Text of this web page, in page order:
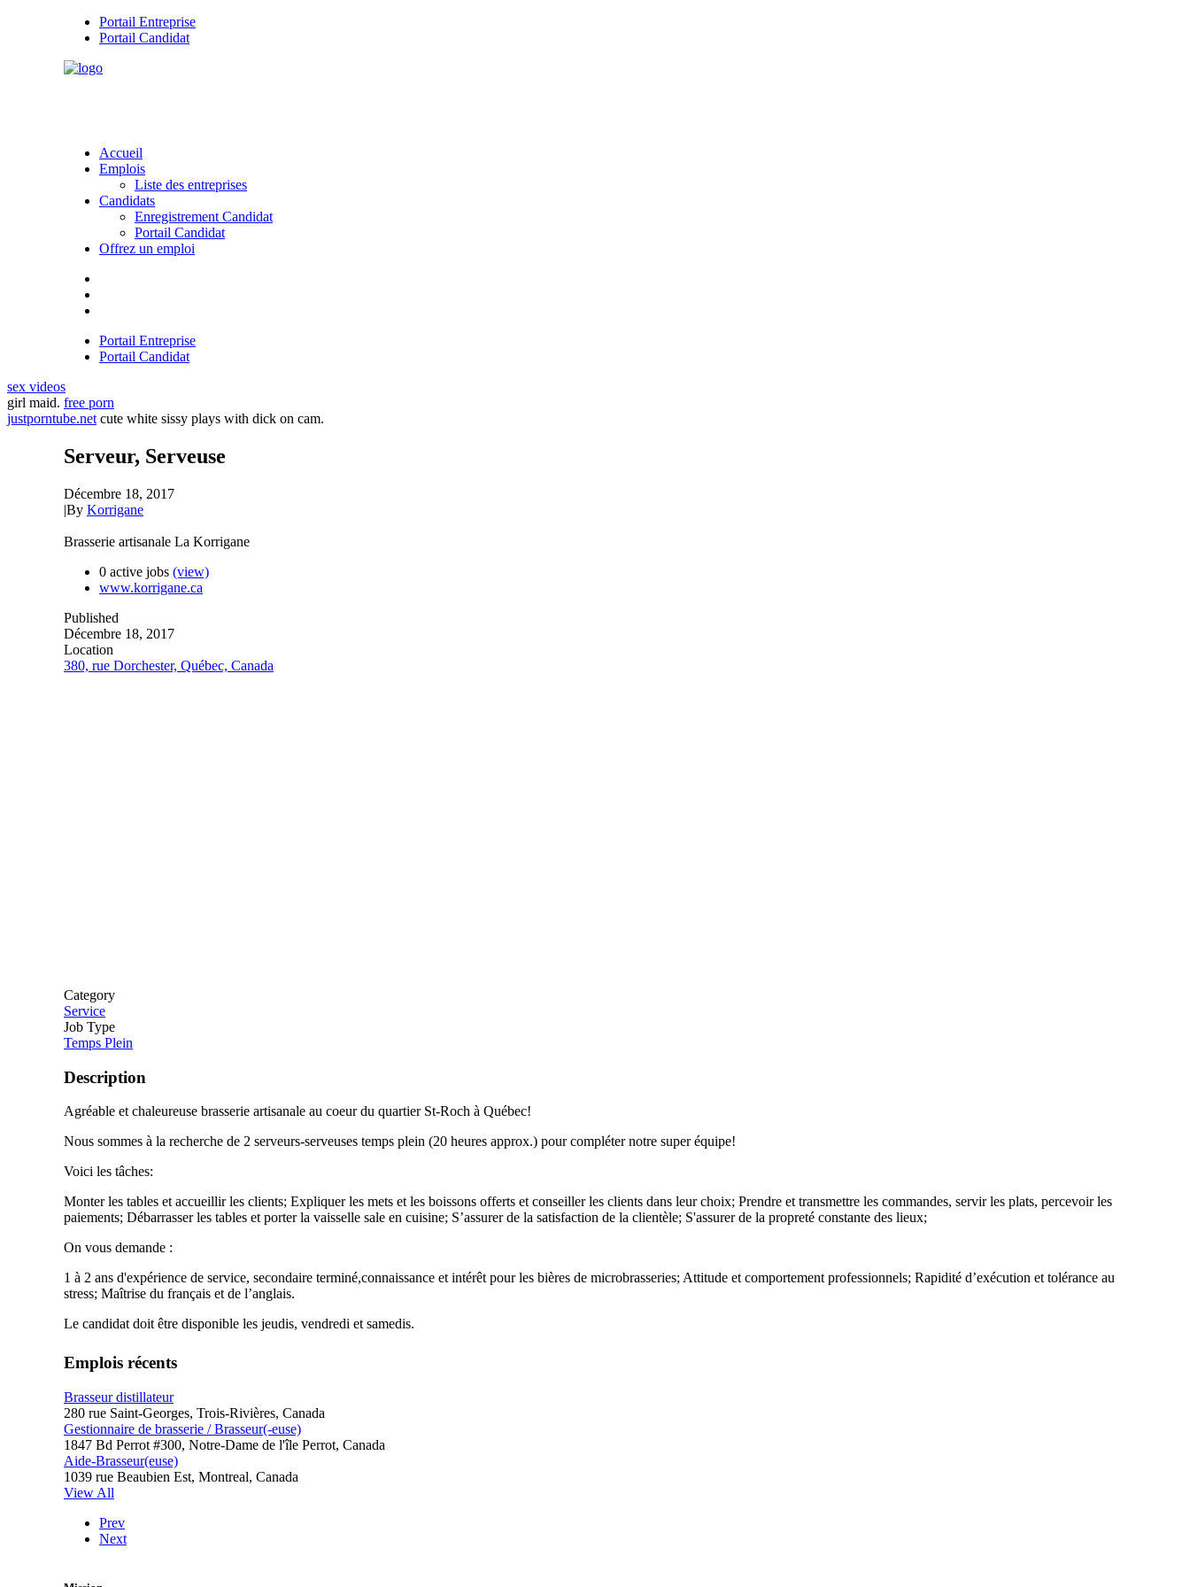
Portail Entreprise
Portail Candidat
Accueil
Emplois
Liste des entreprises
Candidats
Enregistrement Candidat
Portail Candidat
Offrez un emploi
Portail Entreprise
Portail Candidat
sex videos
girl maid. free porn
justporntube.net cute white sissy plays with dick on cam.
Serveur, Serveuse
Décembre 18, 2017
|By Korrigane
Brasserie artisanale La Korrigane
0 active jobs (view)
www.korrigane.ca
Published
Décembre 18, 2017
Location
380, rue Dorchester, Québec, Canada
Category
Service
Job Type
Temps Plein
Description
Agréable et chaleureuse brasserie artisanale au coeur du quartier St-Roch à Québec!
Nous sommes à la recherche de 2 serveurs-serveuses temps plein (20 heures approx.) pour compléter notre super équipe!
Voici les tâches:
Monter les tables et accueillir les clients; Expliquer les mets et les boissons offerts et conseiller les clients dans leur choix; Prendre et transmettre les commandes, servir les plats, percevoir les
paiements; Débarrasser les tables et porter la vaisselle sale en cuisine; S’assurer de la satisfaction de la clientèle; S'assurer de la propreté constante des lieux;
On vous demande :
1 à 2 ans d'expérience de service, secondaire terminé,connaissance et intérêt pour les bières de microbrasseries; Attitude et comportement professionnels; Rapidité d’exécution et tolérance au
stress; Maîtrise du français et de l’anglais.
Le candidat doit être disponible les jeudis, vendredi et samedis.
Emplois récents
Brasseur distillateur
280 rue Saint-Georges, Trois-Rivières, Canada
Gestionnaire de brasserie / Brasseur(-euse)
1847 Bd Perrot #300, Notre-Dame de l'île Perrot, Canada
Aide-Brasseur(euse)
1039 rue Beaubien Est, Montreal, Canada
View All
Prev
Next